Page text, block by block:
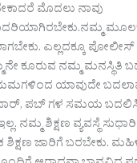
ಮೊದಲು ನಾವು
ಮೂಲಕ
ಎಲ್ಲದಕ್ಕೂ ಪೋಲೀಸ್
ಕೂರುವ ನಮ್ಮ ಮನಸ್ಥಿತಿ
ಯಾವುದೇ
ಪಬ್ ಗಳ ಸಮಯ
ನಮ್ಮ ಶಿಕ್ಷಣ ವ್ಯವಸ್ಥೆ
ಶಿಕ್ಷಣ ಜಾರಿಗೆ ಬರಬೇಕು.